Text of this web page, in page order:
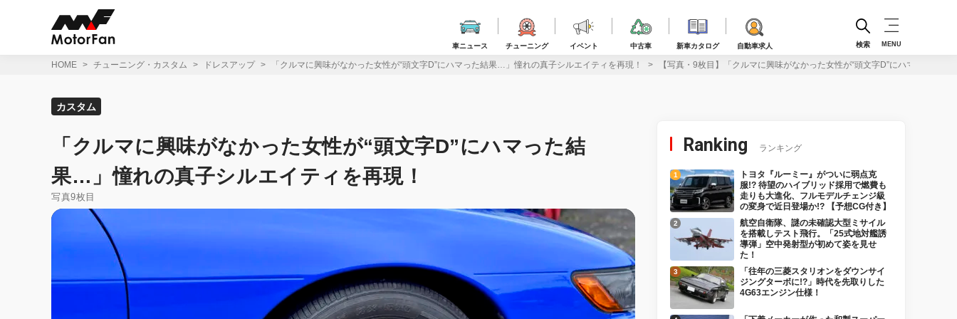
車ニュース チューニング イベント 中古車 新車カタログ 自動車求人 検索 MENU
HOME チューニング・カスタム ドレスアップ 「クルマに興味がなかった女性が“頭文字D”にハマった結果…」憧れの真子シルエイティを再現！ 【写真・9枚目】「クルマに興味がなかった女性が“頭文字D”にハマった結
カスタム
「クルマに興味がなかった女性が“頭文字D”にハマった結
果…」憧れの真子シルエイティを再現！
写真9枚目
Ranking ランキング
トヨタ『ルーミー』がついに弱点克
服!? 待望のハイブリッド採用で燃費も
走りも大進化、フルモデルチェンジ級
の変身で近日登場か!? 【予想CG付き】
航空自衛隊、謎の未確認大型ミサイル
を搭載しテスト飛行。「25式地対艦誘
導弾」空中発射型が初めて姿を見せ
た！
「往年の三菱スタリオンをダウンサイ
ジングターボに!?」時代を先取りした
4G63エンジン仕様！